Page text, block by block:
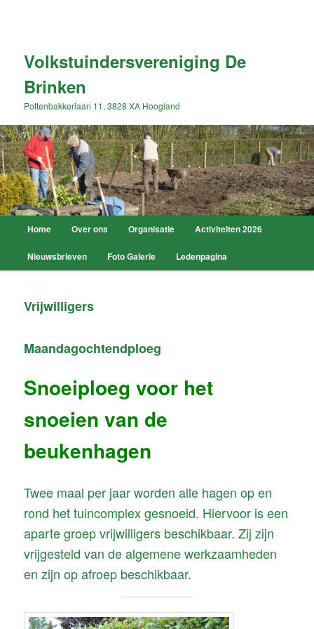
inhoudVolkstuindersvereniging De
Brinken
Pottenbakkerlaan 11, 3828 XA Hoogland
Hoofdmenu
Home Over ons Organisatie Activiteiten 2026
Nieuwsbrieven Foto Galerie Ledenpagina
Vrijwilligers
Maandagochtendploeg
Snoeiploeg voor het
snoeien van de
beukenhagen
Twee maal per jaar worden alle hagen op en
rond het tuincomplex gesnoeid. Hiervoor is een
aparte groep vrijwilligers beschikbaar. Zij zijn
vrijgesteld van de algemene werkzaamheden
en zijn op afroep beschikbaar.